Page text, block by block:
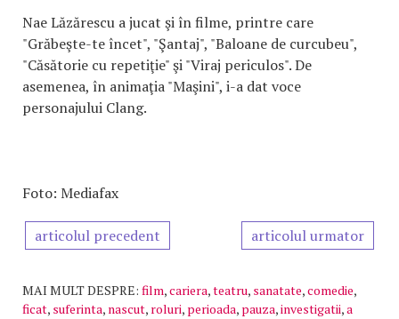
Nae Lăzărescu a jucat şi în filme, printre care
"Grăbeşte-te încet", "Şantaj", "Baloane de curcubeu",
"Căsătorie cu repetiţie" şi "Viraj periculos". De
asemenea, în animaţia "Maşini", i-a dat voce
personajului Clang.
Foto: Mediafax
articolul precedent articolul urmator
MAI MULT DESPRE: film,cariera,teatru, sanatate,comedie,
ficat, suferinta, nascut, roluri, perioada, pauza,investigatii,a